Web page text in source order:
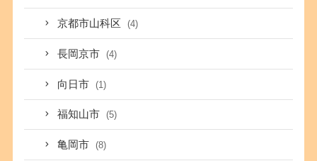
京都市山科区 (4)
長岡京市 (4)
向日市 (1)
福知山市 (5)
亀岡市 (8)